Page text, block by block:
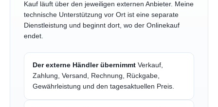
Kauf läuft über den jeweiligen externen Anbieter. Meine
technische Unterstützung vor Ort ist eine separate
Dienstleistung und beginnt dort, wo der Onlinekauf
endet.
Der externe Händler übernimmt Verkauf,
Zahlung, Versand, Rechnung, Rückgabe,
Gewährleistung und den tagesaktuellen Preis.